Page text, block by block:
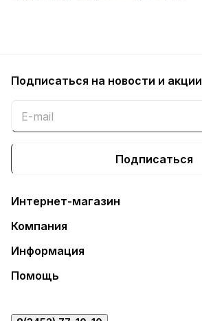
Подписаться на новости и акции
Подписаться
Интернет-магазин
Компания
Информация
Помощь